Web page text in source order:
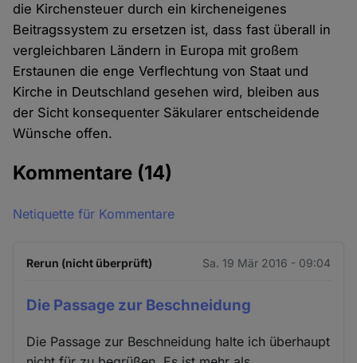
die Kirchensteuer durch ein kircheneigenes
Beitragssystem zu ersetzen ist, dass fast überall in
vergleichbaren Ländern in Europa mit großem
Erstaunen die enge Verflechtung von Staat und
Kirche in Deutschland gesehen wird, bleiben aus
der Sicht konsequenter Säkularer entscheidende
Wünsche offen.
Kommentare (14)
Netiquette für Kommentare
Rerun (nicht überprüft) Sa. 19 Mär 2016 - 09:04
Die Passage zur Beschneidung
Die Passage zur Beschneidung halte ich überhaupt